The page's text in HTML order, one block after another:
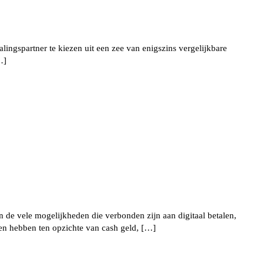
te kiezen uit een zee van enigszins vergelijkbare
de vele mogelijkheden die verbonden zijn aan digitaal betalen,
hebben ten opzichte van cash geld, […]